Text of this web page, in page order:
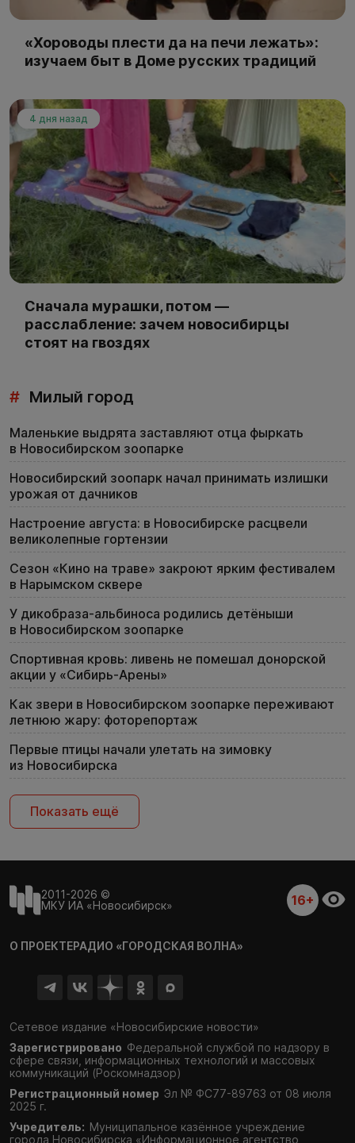
«Хороводы плести да на печи лежать»:
изучаем быт в Доме русских традиций
4 дня назад
Сначала мурашки, потом —
расслабление: зачем новосибирцы
стоят на гвоздях
# Милый город
Маленькие выдрята заставляют отца фыркать
в Новосибирском зоопарке
Новосибирский зоопарк начал принимать излишки
урожая от дачников
Настроение августа: в Новосибирске расцвели
великолепные гортензии
Сезон «Кино на траве» закроют ярким фестивалем
в Нарымском сквере
У дикобраза-альбиноса родились детёныши
в Новосибирском зоопарке
Спортивная кровь: ливень не помешал донорской
акции у «Сибирь-Арены»
Как звери в Новосибирском зоопарке переживают
летнюю жару: фоторепортаж
Первые птицы начали улетать на зимовку
из Новосибирска
Показать ещё
2011-2026 ©
МКУ ИА «Новосибирск»
16+
О ПРОЕКТЕРАДИО «ГОРОДСКАЯ ВОЛНА»
Сетевое издание «Новосибирские новости»
Зарегистрировано Федеральной службой по надзору в
сфере связи, информационных технологий и массовых
коммуникаций (Роскомнадзор)
Регистрационный номер Эл № ФС77-89763 от 08 июля
2025 г.
Учредитель: Муниципальное казённое учреждение
города Новосибирска «Информационное агентство